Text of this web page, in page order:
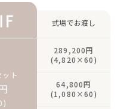
式場でお渡し
ト
289,200円
(4,820×60)
64,800円
(1,080×60)